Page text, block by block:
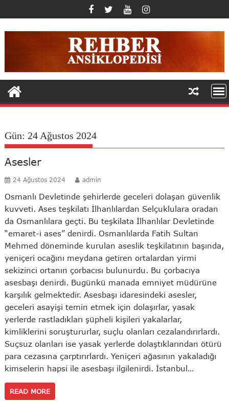
to
content
Gün: 24 Ağustos 2024
Asesler
24 Ağustos 2024 admin
Osmanlı Devletinde şehirlerde geceleri dolaşan güvenlik
kuvveti. Ases teşkilatı İlhanlılardan Selçuklulara oradan
da Osmanlılara geçti. Bu teşkilata İlhanlılar Devletinde
“emaret-i ases” denirdi. Osmanlılarda Fatih Sultan
Mehmed döneminde kurulan aseslik teşkilatının başında,
yeniçeri ocağını meydana getiren ortalardan yirmi
sekizinci ortanın çorbacısı bulunurdu. Bu çorbacıya
asesbaşı denirdi. Bugünkü manada emniyet müdürüne
karşılık gelmektedir. Asesbaşı idaresindeki asesler,
geceleri asayişi temin etmek için dolaşırlar, yasak
yerlerde rastladıkları şüpheli kişileri yakalarlar,
kimliklerini soruştururlar, suçlu olanları cezalandırırlardı.
Suçsuz olanları ise yasak yerlerde dolaştıklarından ötürü
para cezasına çarptırırlardı. Yeniçeri ağasının yakaladığı
kimselerin hapsi ile asesbaşı ilgilenirdi. İstanbul…
READ MORE